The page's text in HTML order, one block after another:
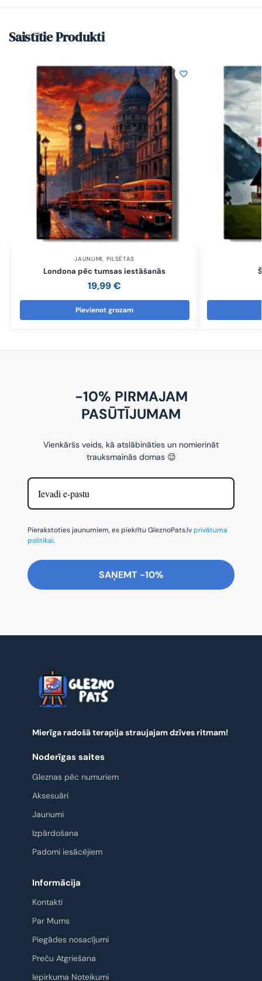
Saistītie Produkti
JAUNUMI, PILSĒTAS
Londona pēc tumsas iestāšanās
19,99€
Pievienot grozam
-10% PIRMAJAM
PASŪTĪJUMAM
Vienkāršs veids, kā atslābināties un nomierināt
trauksmainās domas 😌
Pierakstoties jaunumiem, es piekrītu GleznoPats.lvprivātuma
politikai.
SAŅEMT -10%
Mierīga radošā terapija straujajam dzīves ritmam!
Noderīgas saites
Gleznas pēc numuriem
Aksesuāri
Jaunumi
Izpārdošana
Padomi iesācējiem
Informācija
Kontakti
Par Mums
Piegādes nosacījumi
Preču Atgriešana
Iepirkuma Noteikumi